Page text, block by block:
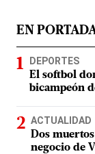
EN
DEPORTES
El softbol
bicampeón
ACTUALIDAD
Dos
negocio de